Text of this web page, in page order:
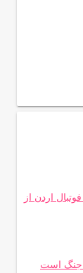
اردن از
جنگ است